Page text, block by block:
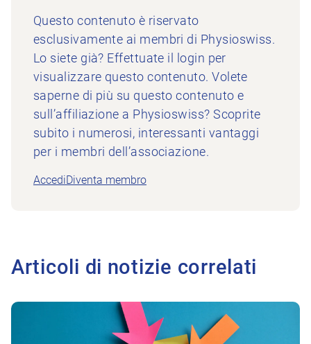
Questo contenuto è riservato
esclusivamente ai membri di Physioswiss.
Lo siete già? Effettuate il login per
visualizzare questo contenuto. Volete
saperne di più su questo contenuto e
sull’affiliazione a Physioswiss? Scoprite
subito i numerosi, interessanti vantaggi
per i membri dell’associazione.
AccediDiventa membro
Articoli di notizie correlati
All'articolo Il GI Grandi studi entra nel vivo